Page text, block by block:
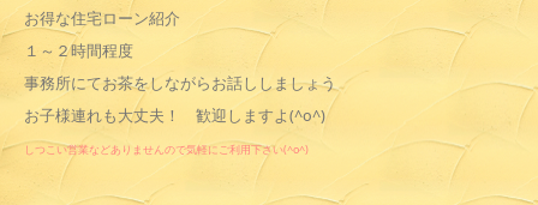
お得な住宅ローン紹介
１～２時間程度
事務所にてお茶をしながらお話ししましょう
お子様連れも大丈夫！ 歓迎しますよ(^o^)
しつこい営業などありませんので気軽にご利用下さい(^o^)